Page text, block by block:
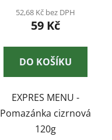
52,68 Kč bez DPH
59 Kč
DO KOŠÍKU
EXPRES MENU -
Pomazánka cizrnová
120g